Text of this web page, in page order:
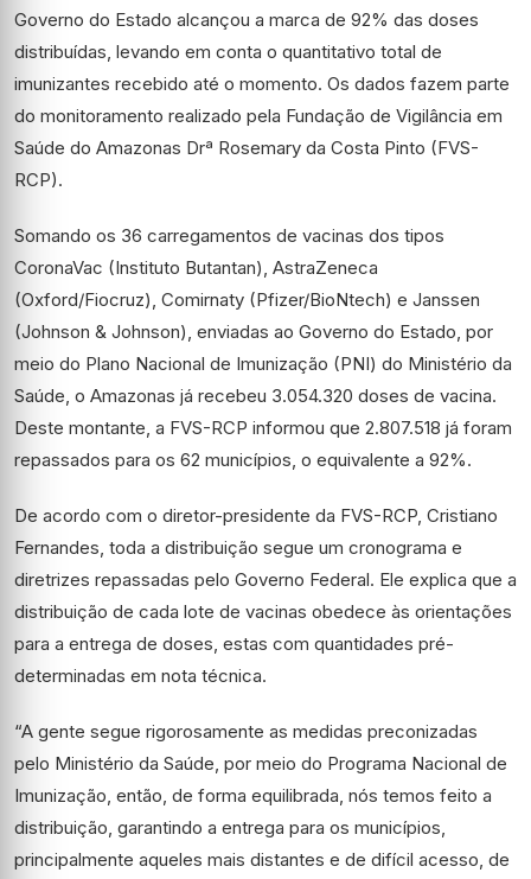
Governo do Estado alcançou a marca de 92% das doses
distribuídas, levando em conta o quantitativo total de
imunizantes recebido até o momento. Os dados fazem parte
do monitoramento realizado pela Fundação de Vigilância em
Saúde do Amazonas Drª Rosemary da Costa Pinto (FVS-
RCP).
Somando os 36 carregamentos de vacinas dos tipos
CoronaVac (Instituto Butantan), AstraZeneca
(Oxford/Fiocruz), Comirnaty (Pfizer/BioNtech) e Janssen
(Johnson & Johnson), enviadas ao Governo do Estado, por
meio do Plano Nacional de Imunização (PNI) do Ministério da
Saúde, o Amazonas já recebeu 3.054.320 doses de vacina.
Deste montante, a FVS-RCP informou que 2.807.518 já foram
repassados para os 62 municípios, o equivalente a 92%.
De acordo com o diretor-presidente da FVS-RCP, Cristiano
Fernandes, toda a distribuição segue um cronograma e
diretrizes repassadas pelo Governo Federal. Ele explica que a
distribuição de cada lote de vacinas obedece às orientações
para a entrega de doses, estas com quantidades pré-
determinadas em nota técnica.
“A gente segue rigorosamente as medidas preconizadas
pelo Ministério da Saúde, por meio do Programa Nacional de
Imunização, então, de forma equilibrada, nós temos feito a
distribuição, garantindo a entrega para os municípios,
principalmente aqueles mais distantes e de difícil acesso, de